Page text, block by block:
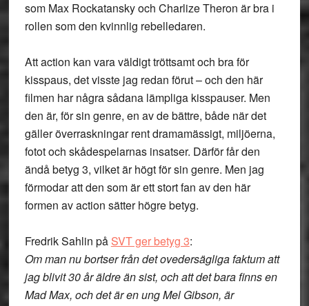
som Max Rockatansky och Charlize Theron är bra i
rollen som den kvinnlig rebelledaren.
Att action kan vara väldigt tröttsamt och bra för
kisspaus, det visste jag redan förut – och den här
filmen har några sådana lämpliga kisspauser. Men
den är, för sin genre, en av de bättre, både när det
gäller överraskningar rent dramamässigt, miljöerna,
fotot och skådespelarnas insatser. Därför får den
ändå betyg 3, vilket är högt för sin genre. Men jag
förmodar att den som är ett stort fan av den här
formen av action sätter högre betyg.
Fredrik Sahlin på SVT ger betyg 3:
Om man nu bortser från det ovedersägliga faktum att
jag blivit 30 år äldre än sist, och att det bara finns en
Mad Max, och det är en ung Mel Gibson, är